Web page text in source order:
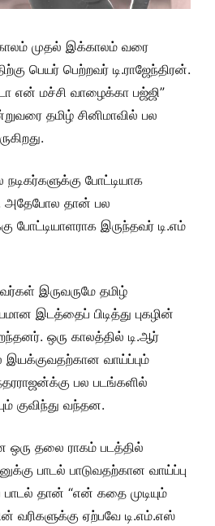
முதல் இக்காலம் வரை
பெயர் பெற்றவர் டி.ராஜேந்திரன்.
என் மச்சி வாழைக்கா பஜ்ஜி”
தமிழ் சினிமாவில் பல
போட்டியாக
அதேபோல தான் பல
போட்டியாளராக இருந்தவர் டி.எம்
இருவருமே தமிழ்
இடத்தைப் பிடித்து புகழின்
ஒரு காலத்தில் டி.ஆர்
இயக்குவதற்கான வாய்ப்பும்
பல படங்களில்
குவிந்து வந்தன.
ஒரு தலை ராகம் படத்தில்
பாடல் பாடுவதற்கான வாய்ப்பு
தான் “என் கதை முடியும்
வரிகளுக்கு ஏற்பவே டி.எம்.எஸ்